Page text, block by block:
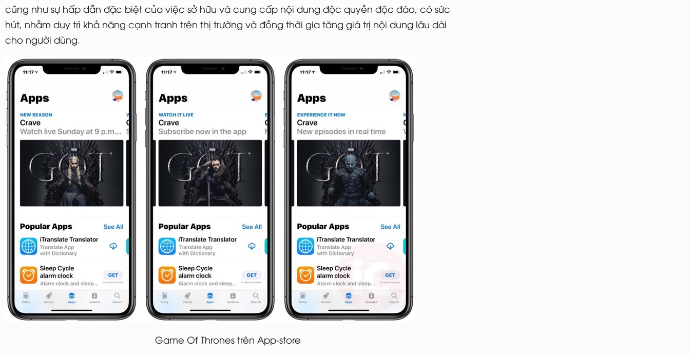
cũng như sự hấp dẫn đặc biệt của việc sở hữu và cung cấp nội dung độc quyền độc đáo, có sức
hút, nhằm duy trì khả năng cạnh tranh trên thị trường và đồng thời gia tăng giá trị nội dung lâu dài
cho người dùng.
Game Of Thrones trên App-store